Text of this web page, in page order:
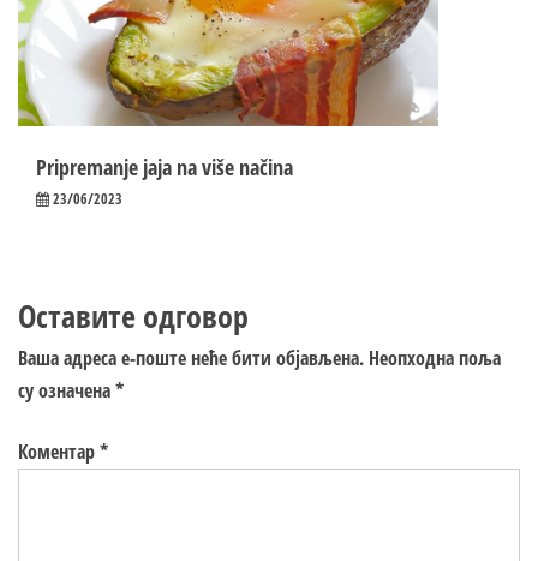
Pripremanje jaja na više načina
23/06/2023
Оставите одговор
Ваша адреса е-поште неће бити објављена. Неопходна поља
су означена*
Коментар*